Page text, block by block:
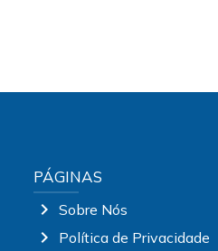
PÁGINAS
chevron_right Sobre Nós
chevron_right Política de Privacidade